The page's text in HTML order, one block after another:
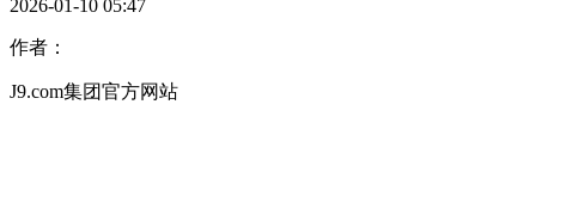
2026-01-10 05:47
作者：
J9.com集团官方网站